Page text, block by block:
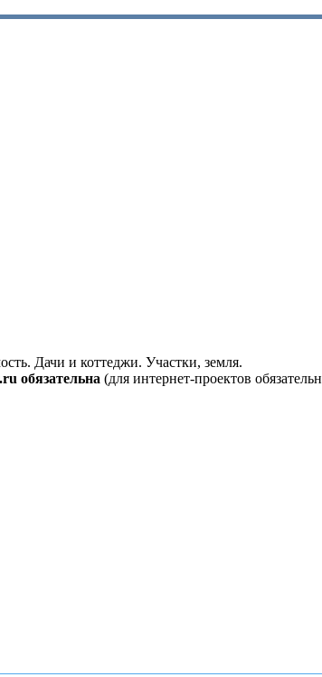
Дачи и коттеджи. Участки, земля.
обязательна (для интернет-проектов